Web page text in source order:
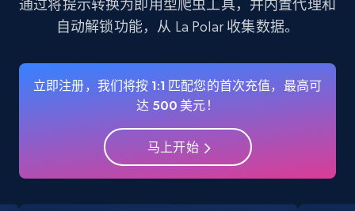
Instagram - Profiles - Collect profile
business account, Is professional account, Is
verified, and more.
3.5K+ 注册使用
通过将提示转换为即用型爬虫工具，并内置代理和
自动解锁功能，从 La Polar 收集数据。
立即注册，我们将按 1:1 匹配您的首次充值，最高可
达 500 美元！
马上开始